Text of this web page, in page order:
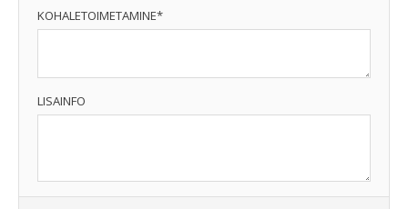
KOHALETOIMETAMINE*
LISAINFO